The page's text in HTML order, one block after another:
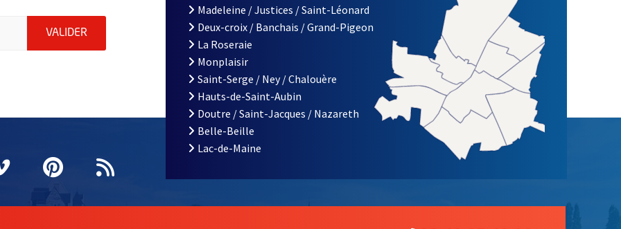
indiquez votre email (champ obligatoire)
VALIDER ENVOYER MA DEMANDE D'INSCRIPTION À LA LETTRE D'INFORMATION DE LA VILLE D'ANGERS
fenêtrefenêtre
une nouvelle fenêtre
Vimeo
, Ouvre une nouvelle fenêtre
Pinterest
, Ouvre une nouvelle fenêtre
Flux RSS
Madeleine / Justices / Saint-Léonard
Deux-croix / Banchais / Grand-Pigeon
La Roseraie
Monplaisir
Saint-Serge / Ney / Chalouère
Hauts-de-Saint-Aubin
Doutre / Saint-Jacques / Nazareth
Belle-Beille
Lac-de-Maine